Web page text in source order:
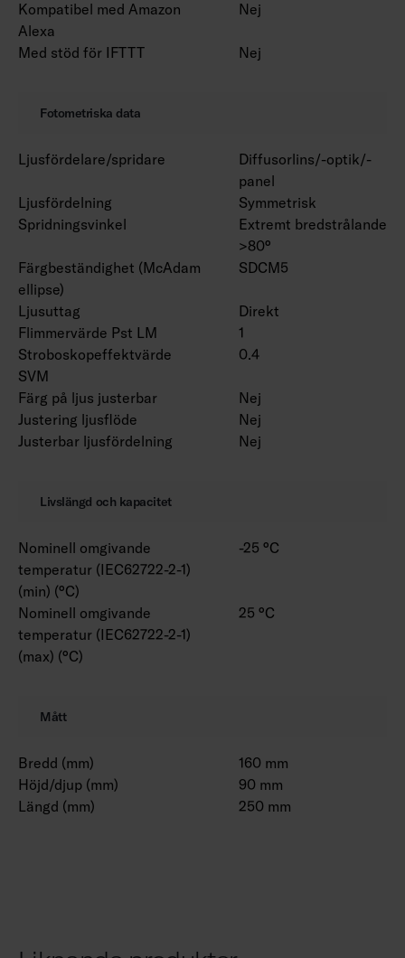
Kompatibel med Amazon
Alexa
Nej
Med stöd för IFTTT Nej
Fotometriska data
Ljusfördelare/spridare
Diffusorlins/-optik/-
panel
Ljusfördelning
Symmetrisk
Spridningsvinkel
Extremt bredstrålande
>80°
Färgbeständighet (McAdam
ellipse)
SDCM5
Ljusuttag
Direkt
Flimmervärde Pst LM
1
Stroboskopeffektvärde
SVM
0.4
Färg på ljus justerbar
Nej
Justering ljusflöde
Nej
Justerbar ljusfördelning
Nej
Livslängd och kapacitet
Nominell omgivande
temperatur (IEC62722-2-1)
(min) (°C)
-25 °C
Nominell omgivande
temperatur (IEC62722-2-1)
(max) (°C)
25 °C
Mått
Bredd (mm)
160 mm
Höjd/djup (mm)
90 mm
Längd (mm)
250 mm